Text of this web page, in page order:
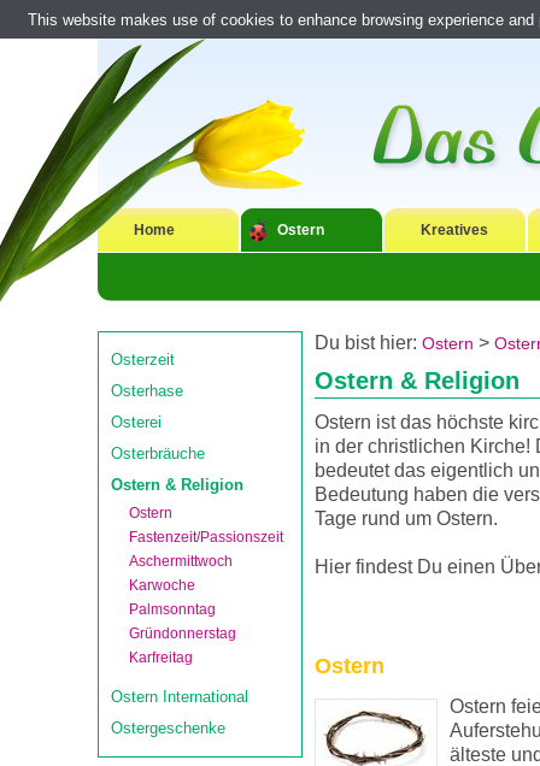
Home Ostern Kreatives
Osterzeit
Osterhase
Osterei
Osterbräuche
Ostern & Religion
Ostern
Fastenzeit/Passionszeit
Aschermittwoch
Karwoche
Palmsonntag
Gründonnerstag
Karfreitag
Ostern International
Ostergeschenke
Du bist hier: Ostern >
Ostern & Religion
Ostern ist das höchste
in der christlichen Kirche!
bedeutet das eigentlich
Bedeutung haben die
Tage rund um Ostern.
Hier findest Du einen
Ostern
Ostern
älteste
This website makes use of cookies to enhance browsing experience